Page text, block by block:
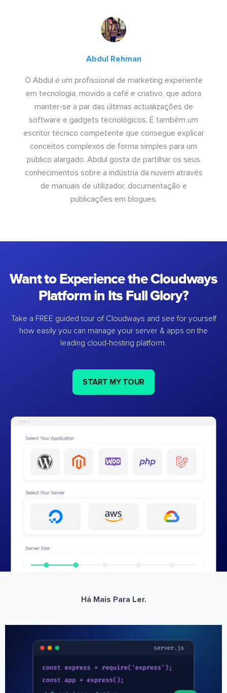
Abdul Rehman
O Abdul é um profissional de marketing experiente
em tecnologia, movido a café e criativo, que adora
manter-se a par das últimas actualizações de
software e gadgets tecnológicos. É também um
escritor técnico competente que consegue explicar
conceitos complexos de forma simples para um
público alargado. Abdul gosta de partilhar os seus
conhecimentos sobre a indústria da nuvem através
de manuais de utilizador, documentação e
publicações em blogues.
Want to Experience the Cloudways
Platform in Its Full Glory?
Take a FREE guided tour of Cloudways and see for yourself
how easily you can manage your server & apps on the
leading cloud-hosting platform.
START MY TOUR
Há Mais Para Ler.